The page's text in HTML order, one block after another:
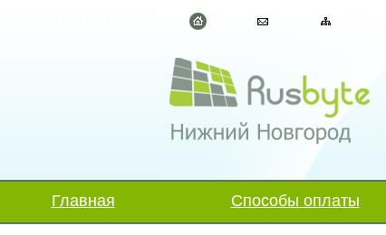
Главная Способы оплаты